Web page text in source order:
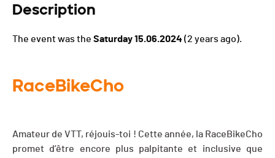
Description
The event was the Saturday 15.06.2024 (2 years ago).
RaceBikeCho
Amateur de VTT, réjouis-toi ! Cette année, la RaceBikeCho
promet d’être encore plus palpitante et inclusive que